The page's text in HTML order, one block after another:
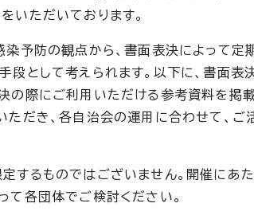
いただいております。
予防の観点から、書面表決によって定
段として考えられます。以下に、書面表
の際にご利用いただける参考資料を掲
ただき、各自治会の運用に合わせて、ご
るものではございません。開催にあた
て各団体でご検討ください。